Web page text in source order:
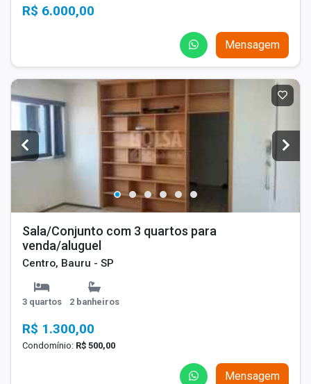
R$ 6.000,00
Mensagem
Sala/Conjunto com 3 quartos para
venda/aluguel
Centro, Bauru - SP
3 quartos 2 banheiros
R$ 1.300,00
Condomínio: R$ 500,00
Mensagem